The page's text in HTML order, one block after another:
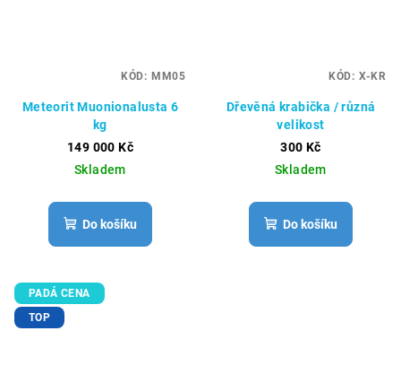
Meteorit Muonionalusta 6
kg
149 000 Kč
Skladem
Do košíku
KÓD: MM05
Dřevěná krabička / různá
velikost
300 Kč
Skladem
Do košíku
KÓD: X-KR
PADÁ CENA
TOP